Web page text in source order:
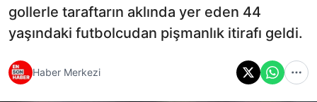
gollerle taraftarın aklında yer eden 44
yaşındaki futbolcudan pişmanlık itirafı geldi.
Haber Merkezi